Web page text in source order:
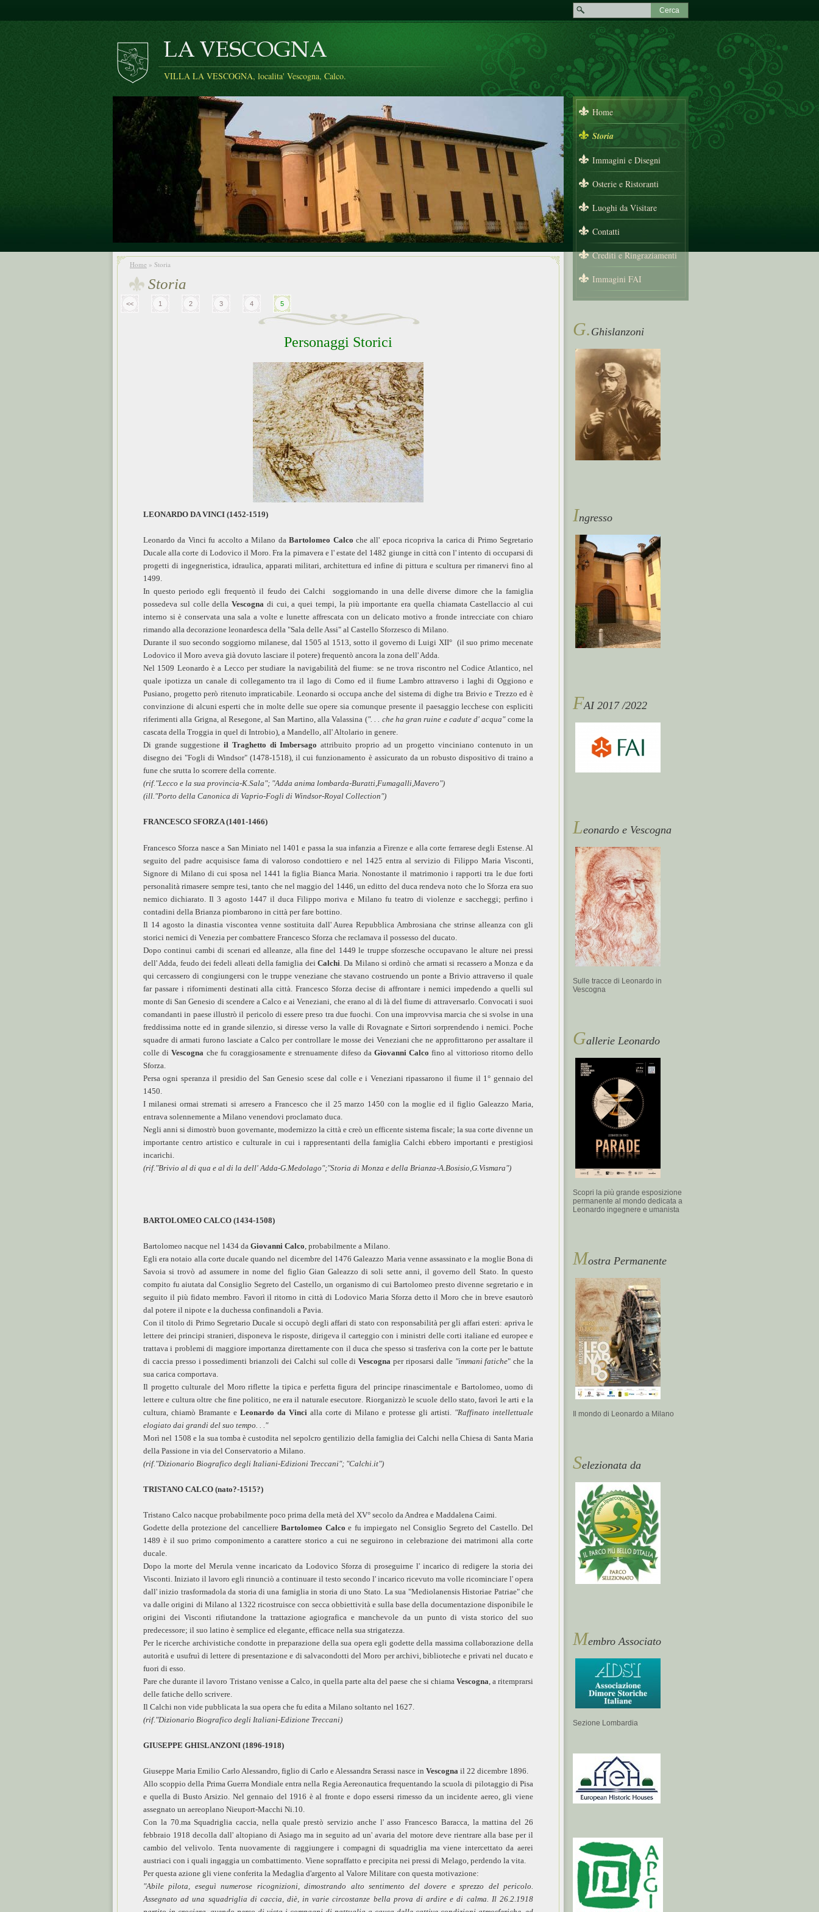
VILLA LA VESCOGNA, localita' Vescogna, Calco.
Home » Storia
Storia
<< 1 2 3 4 5
Personaggi Storici
LEONARDO DA VINCI (1452-1519)
Leonardo da Vinci fu accolto a Milano daBartolomeo Calco che all' epoca ricopriva la carica di Primo Segretario
Ducale alla corte di Lodovico il Moro. Fra la pimavera e l' estate del 1482 giunge in città con l' intento di occuparsi di
progetti di ingegneristica, idraulica, apparati militari, architettura ed infine di pittura e scultura per rimanervi fino al
1499.
In questo periodo egli frequentò il feudo dei Calchi soggiornando in una delle diverse dimore che la famiglia
possedeva sul colle dellaVescogna di cui, a quei tempi, la più importante era quella chiamata Castellaccio al cui
interno si è conservata una sala a volte e lunette affrescata con un delicato motivo a fronde intrecciate con chiaro
rimando alla decorazione leonardesca della "Sala delle Assi" al Castello Sforzesco di Milano.
Durante il suo secondo soggiorno milanese, dal 1505 al 1513, sotto il governo di Luigi XII° (il suo primo mecenate
Lodovico il Moro aveva già dovuto lasciare il potere) frequentò ancora la zona dell' Adda.
Nel 1509 Leonardo è a Lecco per studiare la navigabilità del fiume: se ne trova riscontro nel Codice Atlantico, nel
quale ipotizza un canale di collegamento tra il lago di Como ed il fiume Lambro attraverso i laghi di Oggiono e
Pusiano, progetto però ritenuto impraticabile. Leonardo si occupa anche del sistema di dighe tra Brivio e Trezzo ed è
convinzione di alcuni esperti che in molte delle sue opere sia comunque presente il paesaggio lecchese con espliciti
riferimenti alla Grigna, al Resegone, al San Martino, alla Valassina (". . . che ha gran ruine e cadute d' acqua" come la
cascata della Troggia in quel di Introbio), a Mandello, all' Altolario in genere.
Di grande suggestioneil Traghetto di Imbersagoattribuito proprio ad un progetto vinciniano contenuto in un
disegno dei "Fogli di Windsor" (1478-1518), il cui funzionamento è assicurato da un robusto dispositivo di traino a
fune che srutta lo scorrere della corrente.
(rif."Lecco e la sua provincia-K.Sala"; "Adda anima lombarda-Buratti,Fumagalli,Mavero")
(ill."Porto della Canonica di Vaprio-Fogli di Windsor-Royal Collection")
FRANCESCO SFORZA (1401-1466)
Francesco Sforza nasce a San Miniato nel 1401 e passa la sua infanzia a Firenze e alla corte ferrarese degli Estense. Al
seguito del padre acquisisce fama di valoroso condottiero e nel 1425 entra al servizio di Filippo Maria Visconti,
Signore di Milano di cui sposa nel 1441 la figlia Bianca Maria. Nonostante il matrimonio i rapporti tra le due forti
personalità rimasere sempre tesi, tanto che nel maggio del 1446, un editto del duca rendeva noto che lo Sforza era suo
nemico dichiarato. Il 3 agosto 1447 il duca Filippo moriva e Milano fu teatro di violenze e saccheggi; perfino i
contadini della Brianza piombarono in città per fare bottino.
Il 14 agosto la dinastia viscontea venne sostituita dall' Aurea Repubblica Ambrosiana che strinse alleanza con gli
storici nemici di Venezia per combattere Francesco Sforza che reclamava il possesso del ducato.
Dopo continui cambi di scenari ed alleanze, alla fine del 1449 le truppe sforzesche occupavano le alture nei pressi
dell' Adda, feudo dei fedeli alleati della famiglia dei Calchi. Da Milano si ordinò che armati si recassero a Monza e da
qui cercassero di congiungersi con le truppe veneziane che stavano costruendo un ponte a Brivio attraverso il quale
far passare i rifornimenti destinati alla città. Francesco Sforza decise di affrontare i nemici impedendo a quelli sul
monte di San Genesio di scendere a Calco e ai Veneziani, che erano al di là del fiume di attraversarlo. Convocati i suoi
comandanti in paese illustrò il pericolo di essere preso tra due fuochi. Con una improvvisa marcia che si svolse in una
freddissima notte ed in grande silenzio, si diresse verso la valle di Rovagnate e Sirtori sorprendendo i nemici. Poche
squadre di armati furono lasciate a Calco per controllare le mosse dei Veneziani che ne approfittarono per assaltare il
colle diVescogna che fu coraggiosamente e strenuamente difeso da Giovanni Calco fino al vittorioso ritorno dello
Sforza.
Persa ogni speranza il presidio del San Genesio scese dal colle e i Veneziani ripassarono il fiume il 1° gennaio del
1450.
I milanesi ormai stremati si arresero a Francesco che il 25 marzo 1450 con la moglie ed il figlio Galeazzo Maria,
entrava solennemente a Milano venendovi proclamato duca.
Negli anni si dimostrò buon governante, modernizzo la città e creò un efficente sistema fiscale; la sua corte divenne un
importante centro artistico e culturale in cui i rappresentanti della famiglia Calchi ebbero importanti e prestigiosi
incarichi.
(rif."Brivio al di qua e al di la dell' Adda-G.Medolago";"Storia di Monza e della Brianza-A.Bosisio,G.Vismara")
BARTOLOMEO CALCO (1434-1508)
Bartolomeo nacque nel 1434 da Giovanni Calco, probabilmente a Milano.
Egli era notaio alla corte ducale quando nel dicembre del 1476 Galeazzo Maria venne assassinato e la moglie Bona di
Savoia si trovò ad assumere in nome del figlio Gian Galeazzo di soli sette anni, il governo dell Stato. In questo
compito fu aiutata dal Consiglio Segreto del Castello, un organismo di cui Bartolomeo presto divenne segretario e in
seguito il più fidato membro. Favorì il ritorno in città di Lodovico Maria Sforza detto il Moro che in breve esautorò
dal potere il nipote e la duchessa confinandoli a Pavia.
Con il titolo di Primo Segretario Ducale si occupò degli affari di stato con responsabilità per gli affari esteri: apriva le
lettere dei principi stranieri, disponeva le risposte, dirigeva il carteggio con i ministri delle corti italiane ed europee e
trattava i problemi di maggiore importanza direttamente con il duca che spesso si trasferiva con la corte per le battute
di caccia presso i possedimenti brianzoli dei Calchi sul colle diVescogna per riposarsi dalle"immani fatiche" che la
sua carica comportava.
Il progetto culturale del Moro riflette la tipica e perfetta figura del principe rinascimentale e Bartolomeo, uomo di
lettere e cultura oltre che fine politico, ne era il naturale esecutore. Riorganizzò le scuole dello stato, favorì le arti e la
cultura, chiamò Bramante e Leonardo da Vinci alla corte di Milano e protesse gli artisti. "Raffinato intellettuale
elogiato dai grandi del suo tempo. . ."
Morì nel 1508 e la sua tomba è custodita nel sepolcro gentilizio della famiglia dei Calchi nella Chiesa di Santa Maria
della Passione in via del Conservatorio a Milano.
(rif."Dizionario Biografico degli Italiani-Edizioni Treccani"; "Calchi.it")
TRISTANO CALCO (nato?-1515?)
Tristano Calco nacque probabilmente poco prima della metà del XV° secolo da Andrea e Maddalena Caimi.
Godette della protezione del cancelliereBartolomeo Calcoe fu impiegato nel Consiglio Segreto del Castello. Del
1489 è il suo primo componimento a carattere storico a cui ne seguirono in celebrazione dei matrimoni alla corte
ducale.
Dopo la morte del Merula venne incaricato da Lodovico Sforza di proseguirne l' incarico di redigere la storia dei
Visconti. Iniziato il lavoro egli rinunciò a continuare il testo secondo l' incarico ricevuto ma volle ricominciare l' opera
dall' inizio trasformadola da storia di una famiglia in storia di uno Stato. La sua "Mediolanensis Historiae Patriae" che
va dalle origini di Milano al 1322 ricostruisce con secca obbiettività e sulla base della documentazione disponibile le
origini dei Visconti rifiutandone la trattazione agiografica e manchevole da un punto di vista storico del suo
predecessore; il suo latino è semplice ed elegante, efficace nella sua strigatezza.
Per le ricerche archivistiche condotte in preparazione della sua opera egli godette della massima collaborazione della
autorità e usufruì di lettere di presentazione e di salvacondotti del Moro per archivi, biblioteche e privati nel ducato e
fuori di esso.
Pare che durante il lavoro Tristano venisse a Calco, in quella parte alta del paese che si chiama Vescogna, a ritemprarsi
delle fatiche dello scrivere.
Il Calchi non vide pubblicata la sua opera che fu edita a Milano soltanto nel 1627.
(rif."Dizionario Biografico degli Italiani-Edizione Treccani)
GIUSEPPE GHISLANZONI (1896-1918)
Giuseppe Maria Emilio Carlo Alessandro, figlio di Carlo e Alessandra Serassi nasce in Vescogna il 22 dicembre 1896.
Allo scoppio della Prima Guerra Mondiale entra nella Regia Aereonautica frequentando la scuola di pilotaggio di Pisa
e quella di Busto Arsizio. Nel gennaio del 1916 è al fronte e dopo essersi rimesso da un incidente aereo, gli viene
assegnato un aereoplano Nieuport-Macchi Ni.10.
Con la 70.ma Squadriglia caccia, nella quale prestò servizio anche l' asso Francesco Baracca, la mattina del 26
febbraio 1918 decolla dall' altopiano di Asiago ma in seguito ad un' avaria del motore deve rientrare alla base per il
cambio del velivolo. Tenta nuovamente di raggiungere i compagni di squadriglia ma viene intercettato da aerei
austriaci con i quali ingaggia un combattimento. Viene sopraffatto e precipita nei pressi di Melago, perdendo la vita.
Per questa azione gli viene conferita la Medaglia d'argento al Valore Militare con questa motivazione:
"Abile pilota, eseguì numerose ricognizioni, dimostrando alto sentimento del dovere e sprezzo del pericolo.
Assegnato ad una squadriglia di caccia, diè, in varie circostanze bella prova di ardire e di calma. Il 26.2.1918
Home
Storia
Immagini e Disegni
Osterie e Ristoranti
Luoghi da Visitare
Contatti
Crediti e Ringraziamenti
Immagini FAI
G. Ghislanzoni
ingresso
FAI 2017 /2022
Leonardo e Vescogna
Sulle tracce di Leonardo in
Vescogna
Gallerie Leonardo
Scopri la più grande esposizione
permanente al mondo dedicata a
Leonardo ingegnere e umanista
Mostra Permanente
Il mondo di Leonardo a Milano
Selezionata da
Membro Associato
Sezione Lombardia